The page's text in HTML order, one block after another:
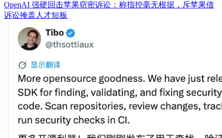
OpenAI 强硬回击苹果窃密诉讼：称指控毫无根据，斥苹果借
诉讼掩盖人才短板